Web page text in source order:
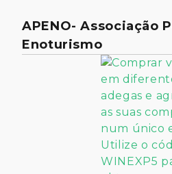
APENO- Associação
Enoturismo